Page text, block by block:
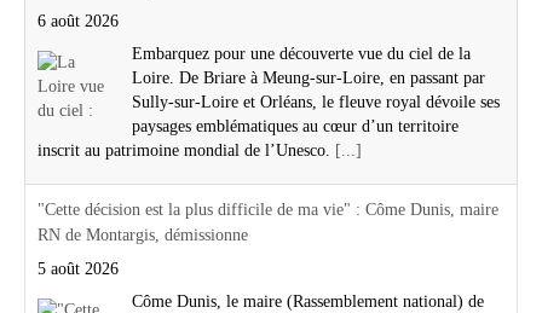
6 août 2026
Embarquez pour une découverte vue du ciel de la
Loire. De Briare à Meung-sur-Loire, en passant par
Sully-sur-Loire et Orléans, le fleuve royal dévoile ses
paysages emblématiques au cœur d’un territoire
inscrit au patrimoine mondial de l’Unesco. [...]
"Cette décision est la plus difficile de ma vie" : Côme Dunis, maire
RN de Montargis, démissionne
5 août 2026
Côme Dunis, le maire (Rassemblement national) de